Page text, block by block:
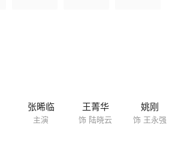
张晞临
主演
王菁华
饰 陆晓云
姚刚
饰 王永强